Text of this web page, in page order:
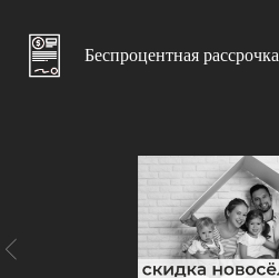
Беспроцентная рассрочка
Доставка и подъем
Консультация специалиста
Чистота и порядок
С учетом особенностей помещения